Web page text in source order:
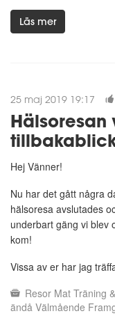
Läs mer
25 maj 2019 19:17
Hälsoresan
Hej Vänner!
Nu har det gått några
hälsoresa avslutades
underbart gäng vi blev
kom!
Vissa av er har jag
Resor Mat Träning
ändå Välmående